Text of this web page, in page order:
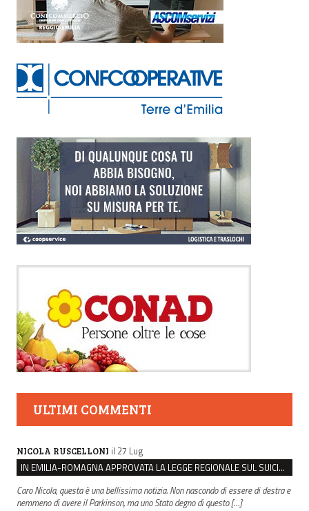
ULTIMI COMMENTI
NICOLA RUSCELLONI il 27 Lug
IN EMILIA-ROMAGNA APPROVATA LA LEGGE REGIONALE SUL SUICIDIO MEDICALMENTE ASSISTITO
Caro Nicola, questa è una bellissima notizia. Non nascondo di essere di destra e
nemmeno di avere il Parkinson, ma uno Stato degno di questo […]